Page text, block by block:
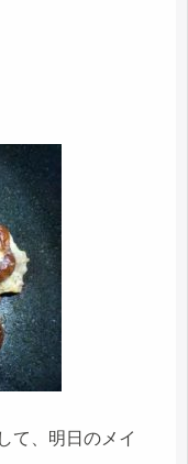
て、明日のメイ